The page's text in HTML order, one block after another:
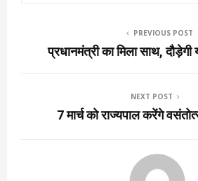
PREVIOUS POST
प्रधानमंत्री का मिला साथ, दौड़ेगी
NEXT POST
7 मार्च को राज्यपाल करेंगे